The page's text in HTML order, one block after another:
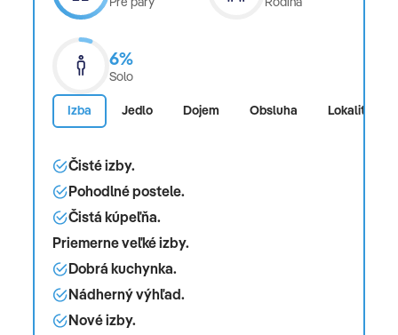
6%
Solo
Izba Jedlo Dojem Obsluha Lokalita
Čisté izby.
Pohodlné postele.
Čistá kúpeľňa.
Priemerne veľké izby.
Dobrá kuchynka.
Nádherný výhľad.
Nové izby.